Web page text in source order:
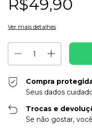
R$49,90
Ver mais detalhes
Compra
Seus dados
Trocas e
Se não gostar,